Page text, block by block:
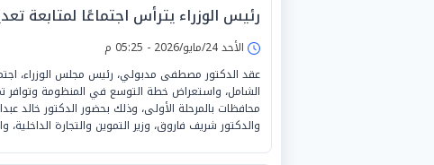
رئيس الوزراء يترأس اجتماعًا لمتابعة
الأحد 24/مايو/2026 - 05:25 م
عقد الدكتور مصطفى مدبولي، رئيس مجلس الوزراء،
محافظات بالمرحلة الأولى، وذلك بحضور الدكتور خالد
والدكتور شريف فاروق، وزير التموين والتجارة الداخلية،